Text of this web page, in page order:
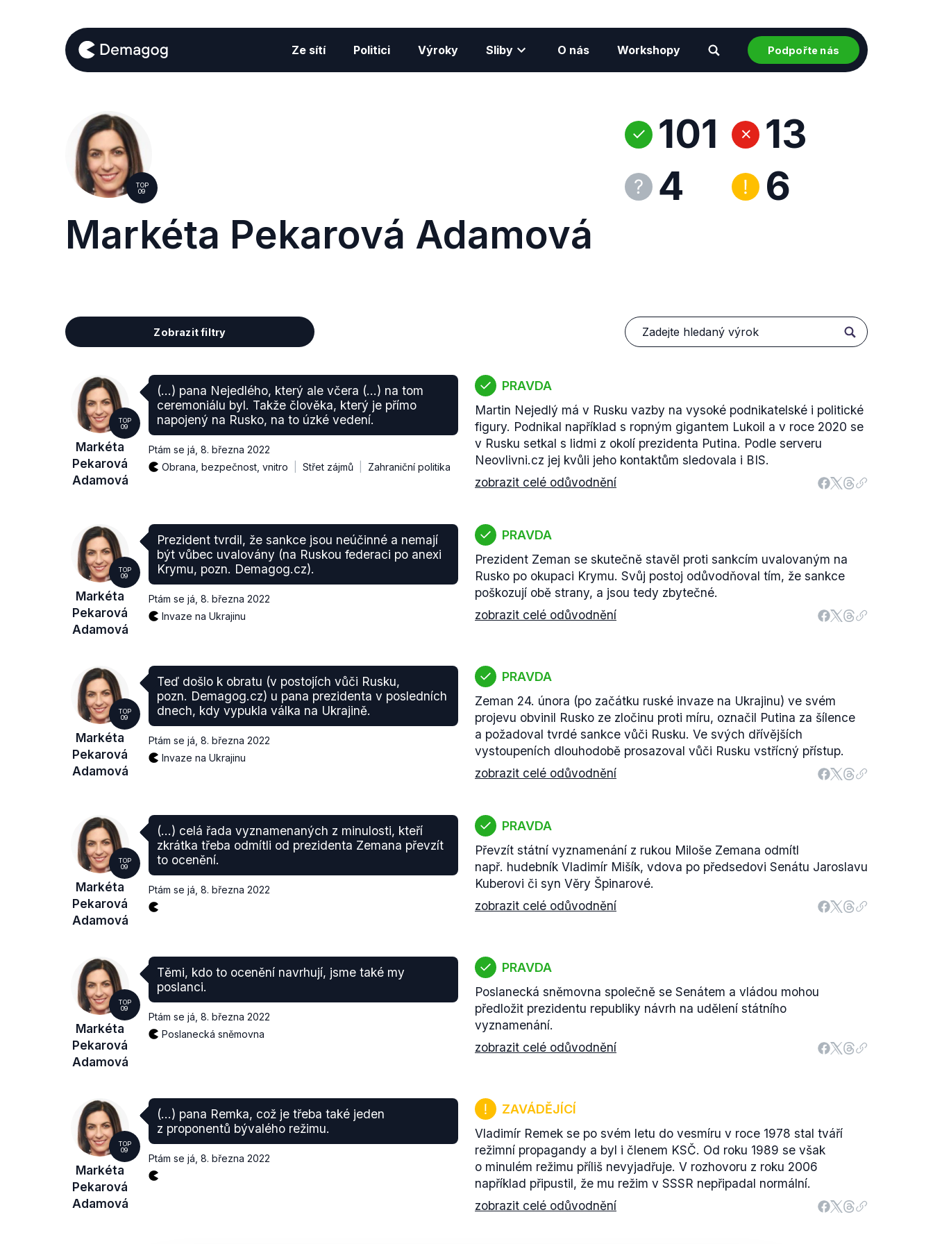
Ze sítí Politici Výroky Sliby O nás Workshopy Podpořte nás
TOP
09
Markéta Pekarová Adamová
101
4
13
6
Zobrazit filtry
TOP
09
Markéta
Pekarová
Adamová
(…) pana Nejedlého, který ale včera (…) na tom
ceremoniálu byl. Takže člověka, který je přímo
napojený na Rusko, na to úzké vedení.
Ptám se já 8. března 2022
Obrana, bezpečnost, vnitro
Střet zájmů Zahraniční politika
PRAVDA
Martin Nejedlý má v Rusku vazby na vysoké podnikatelské i politické
figury. Podnikal například s ropným gigantem Lukoil a v roce 2020 se
v Rusku setkal s lidmi z okolí prezidenta Putina. Podle serveru
Neovlivni.cz jej kvůli jeho kontaktům sledovala i BIS.
zobrazit celé odůvodnění
TOP
09
Markéta
Pekarová
Adamová
Prezident tvrdil, že sankce jsou neúčinné a nemají
být vůbec uvalovány (na Ruskou federaci po anexi
Krymu, pozn. Demagog.cz).
Ptám se já 8. března 2022
Invaze na Ukrajinu
PRAVDA
Prezident Zeman se skutečně stavěl proti sankcím uvalovaným na
Rusko po okupaci Krymu. Svůj postoj odůvodňoval tím, že sankce
poškozují obě strany, a jsou tedy zbytečné.
zobrazit celé odůvodnění
TOP
09
Markéta
Pekarová
Adamová
Teď došlo k obratu (v postojích vůči Rusku,
pozn. Demagog.cz) u pana prezidenta v posledních
dnech, kdy vypukla válka na Ukrajině.
Ptám se já 8. března 2022
Invaze na Ukrajinu
PRAVDA
Zeman 24. února (po začátku ruské invaze na Ukrajinu) ve svém
projevu obvinil Rusko ze zločinu proti míru, označil Putina za šílence
a požadoval tvrdé sankce vůči Rusku. Ve svých dřívějších
vystoupeních dlouhodobě prosazoval vůči Rusku vstřícný přístup.
zobrazit celé odůvodnění
TOP
09
Markéta
Pekarová
Adamová
(…) celá řada vyznamenaných z minulosti, kteří
zkrátka třeba odmítli od prezidenta Zemana převzít
to ocenění.
Ptám se já 8. března 2022
PRAVDA
Převzít státní vyznamenání z rukou Miloše Zemana odmítl
např. hudebník Vladimír Mišík, vdova po předsedovi Senátu Jaroslavu
Kuberovi či syn Věry Špinarové.
zobrazit celé odůvodnění
TOP
09
Markéta
Pekarová
Adamová
Těmi, kdo to ocenění navrhují, jsme také my
poslanci.
Ptám se já 8. března 2022
Poslanecká sněmovna
PRAVDA
Poslanecká sněmovna společně se Senátem a vládou mohou
předložit prezidentu republiky návrh na udělení státního
vyznamenání.
zobrazit celé odůvodnění
TOP
09
Markéta
Pekarová
Adamová
(…) pana Remka, což je třeba také jeden
z proponentů bývalého režimu.
Ptám se já 8. března 2022
ZAVÁDĚJÍCÍ
Vladimír Remek se po svém letu do vesmíru v roce 1978 stal tváří
režimní propagandy a byl i členem KSČ. Od roku 1989 se však
o minulém režimu příliš nevyjadřuje. V rozhovoru z roku 2006
například připustil, že mu režim v SSSR nepřipadal normální.
zobrazit celé odůvodnění